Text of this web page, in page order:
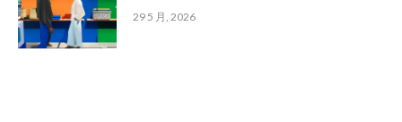
29 5 月, 2026